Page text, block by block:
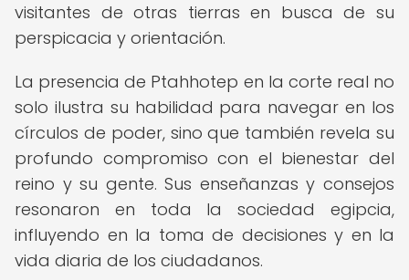
visitantes de otras tierras en busca de su
perspicacia y orientación.
La presencia de Ptahhotep en la corte real no
solo ilustra su habilidad para navegar en los
círculos de poder, sino que también revela su
profundo compromiso con el bienestar del
reino y su gente. Sus enseñanzas y consejos
resonaron en toda la sociedad egipcia,
influyendo en la toma de decisiones y en la
vida diaria de los ciudadanos.